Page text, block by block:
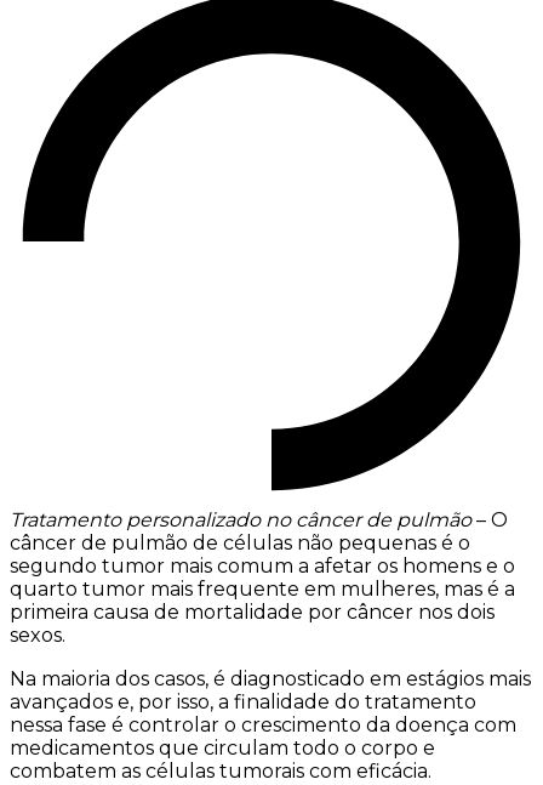
Tratamento personalizado no câncer de pulmão– O
câncer de pulmão de células não pequenas é o
segundo tumor mais comum a afetar os homens e o
quarto tumor mais frequente em mulheres, mas é a
primeira causa de mortalidade por câncer nos dois
sexos.
Na maioria dos casos, é diagnosticado em estágios mais
avançados e, por isso, a finalidade do tratamento
nessa fase é controlar o crescimento da doença com
medicamentos que circulam todo o corpo e
combatem as células tumorais com eficácia.